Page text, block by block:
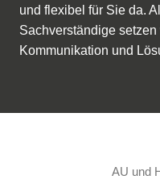
und flexibel für Sie da.
Sachverständige
Kommunikation und
AU und